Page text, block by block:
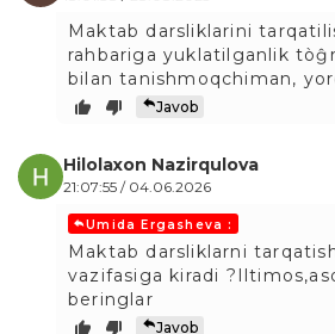
Maktab darsliklarini
rahbariga yuklatilganlik
bilan tanishmoqchiman,
Javob
Hilolaxon Nazirqulova
21:07:55 / 04.06.2026
Umida Ergasheva :
Maktab darsliklarni
vazifasiga kiradi
beringlar
Javob